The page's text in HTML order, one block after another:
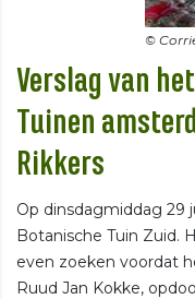
Verslag van
Tuinen
Rikkers
Op dinsdagmiddag 29
Botanische Tuin Zuid.
even zoeken voordat
Ruud Jan Kokke,